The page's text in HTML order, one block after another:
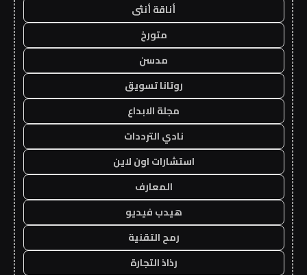
أناقة أنثى
متورخ
مدسن
روتانا تسويق
مجلة الابداع
نادي الترددات
استشارات اون لاين
المعارف
هيدب فيديو
رمح التقنية
رذاذ التجارة